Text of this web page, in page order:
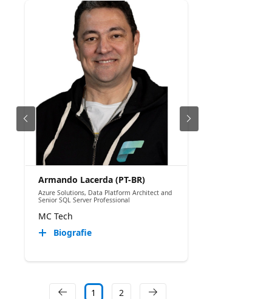
Armando Lacerda (PT-BR)
Azure Solutions, Data Platform Architect and
Senior SQL Server Professional
MC Tech
Biografie
1 2